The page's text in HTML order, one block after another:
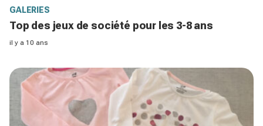
GALERIES
Top des jeux de société pour les 3-8 ans
il y a 10 ans